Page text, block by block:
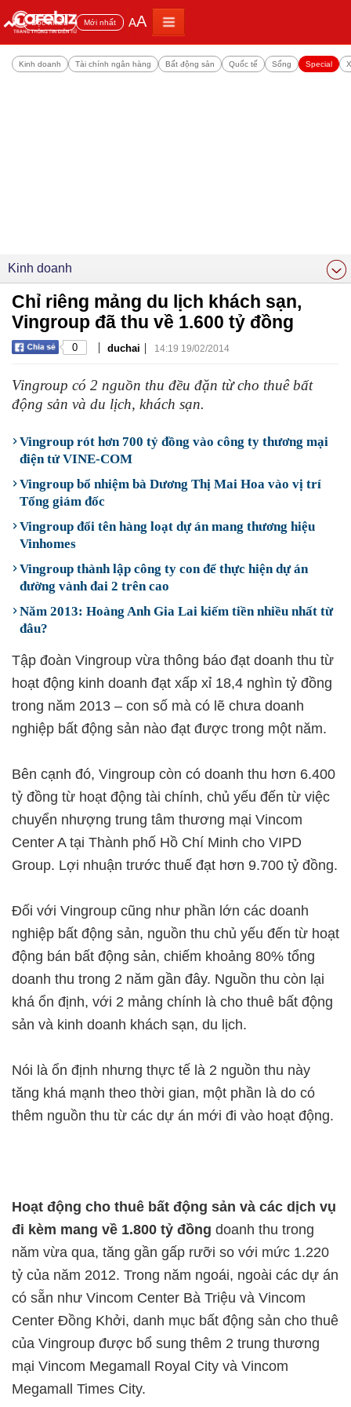
Đọc nhiều Mới nhất AA
Kinh doanh Tài chính ngân hàng Bất động sản Quốc tế Sống Special
Kinh doanh
Chỉ riêng mảng du lịch khách sạn,
Vingroup đã thu về 1.600 tỷ đồng
0 | duchai | 14:19 19/02/2014
Vingroup có 2 nguồn thu đều đặn từ cho thuê bất
động sản và du lịch, khách sạn.
Vingroup rót hơn 700 tỷ đồng vào công ty thương mại
điện tử VINE-COM
Vingroup bổ nhiệm bà Dương Thị Mai Hoa vào vị trí
Tổng giám đốc
Vingroup đổi tên hàng loạt dự án mang thương hiệu
Vinhomes
Vingroup thành lập công ty con để thực hiện dự án
đường vành đai 2 trên cao
Năm 2013: Hoàng Anh Gia Lai kiếm tiền nhiều nhất từ
đâu?
Tập đoàn Vingroup vừa thông báo đạt doanh thu từ
hoạt động kinh doanh đạt xấp xỉ 18,4 nghìn tỷ đồng
trong năm 2013 – con số mà có lẽ chưa doanh
nghiệp bất động sản nào đạt được trong một năm.
Bên cạnh đó, Vingroup còn có doanh thu hơn 6.400
tỷ đồng từ hoạt động tài chính, chủ yếu đến từ việc
chuyển nhượng trung tâm thương mại Vincom
Center A tại Thành phố Hồ Chí Minh cho VIPD
Group. Lợi nhuận trước thuế đạt hơn 9.700 tỷ đồng.
Đối với Vingroup cũng như phần lớn các doanh
nghiệp bất động sản, nguồn thu chủ yếu đến từ hoạt
động bán bất động sản, chiếm khoảng 80% tổng
doanh thu trong 2 năm gần đây. Nguồn thu còn lại
khá ổn định, với 2 mảng chính là cho thuê bất động
sản và kinh doanh khách sạn, du lịch.
Nói là ổn định nhưng thực tế là 2 nguồn thu này
tăng khá mạnh theo thời gian, một phần là do có
thêm nguồn thu từ các dự án mới đi vào hoạt động.
Hoạt động cho thuê bất động sản và các dịch vụ
đi kèm mang về 1.800 tỷ đồng doanh thu trong
năm vừa qua, tăng gần gấp rưỡi so với mức 1.220
tỷ của năm 2012. Trong năm ngoái, ngoài các dự án
có sẵn như Vincom Center Bà Triệu và Vincom
Center Đồng Khởi, danh mục bất động sản cho thuê
của Vingroup được bổ sung thêm 2 trung thương
mại Vincom Megamall Royal City và Vincom
Megamall Times City.